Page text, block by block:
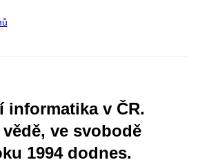
informatika v ČR.
ve svobodě
1994 dodnes.